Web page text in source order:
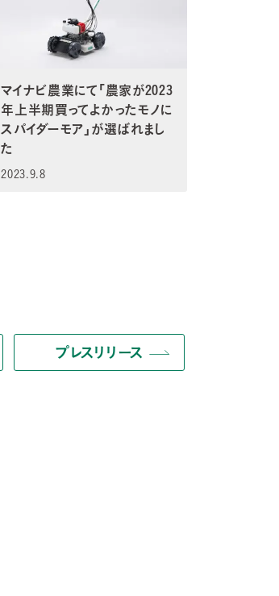
マイナビ農業にて「農家が2023
年上半期買ってよかったモノに
スパイダーモア」が選ばれまし
た
2023.9.8
プレスリリース